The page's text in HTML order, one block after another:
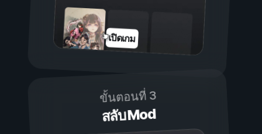
เปิดเกม
ขั้นตอนที่ 3
สลับ Mod